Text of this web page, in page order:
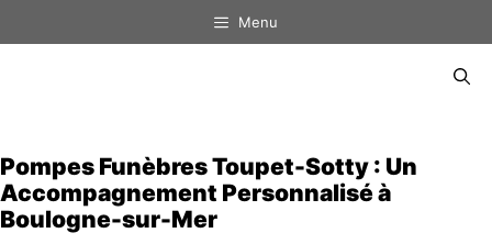
au
Menu
Pompes Funèbres Toupet-Sotty : Un
Accompagnement Personnalisé à
Boulogne-sur-Mer